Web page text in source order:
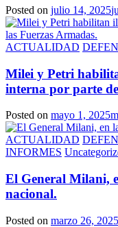
Posted on julio 14, 2025
ACTUALIDAD
Milei y Petri
interna por parte
Posted on mayo 1, 2025
ACTUALIDAD
INFORMES
El General Milani,
nacional.
Posted on marzo 26, 2025